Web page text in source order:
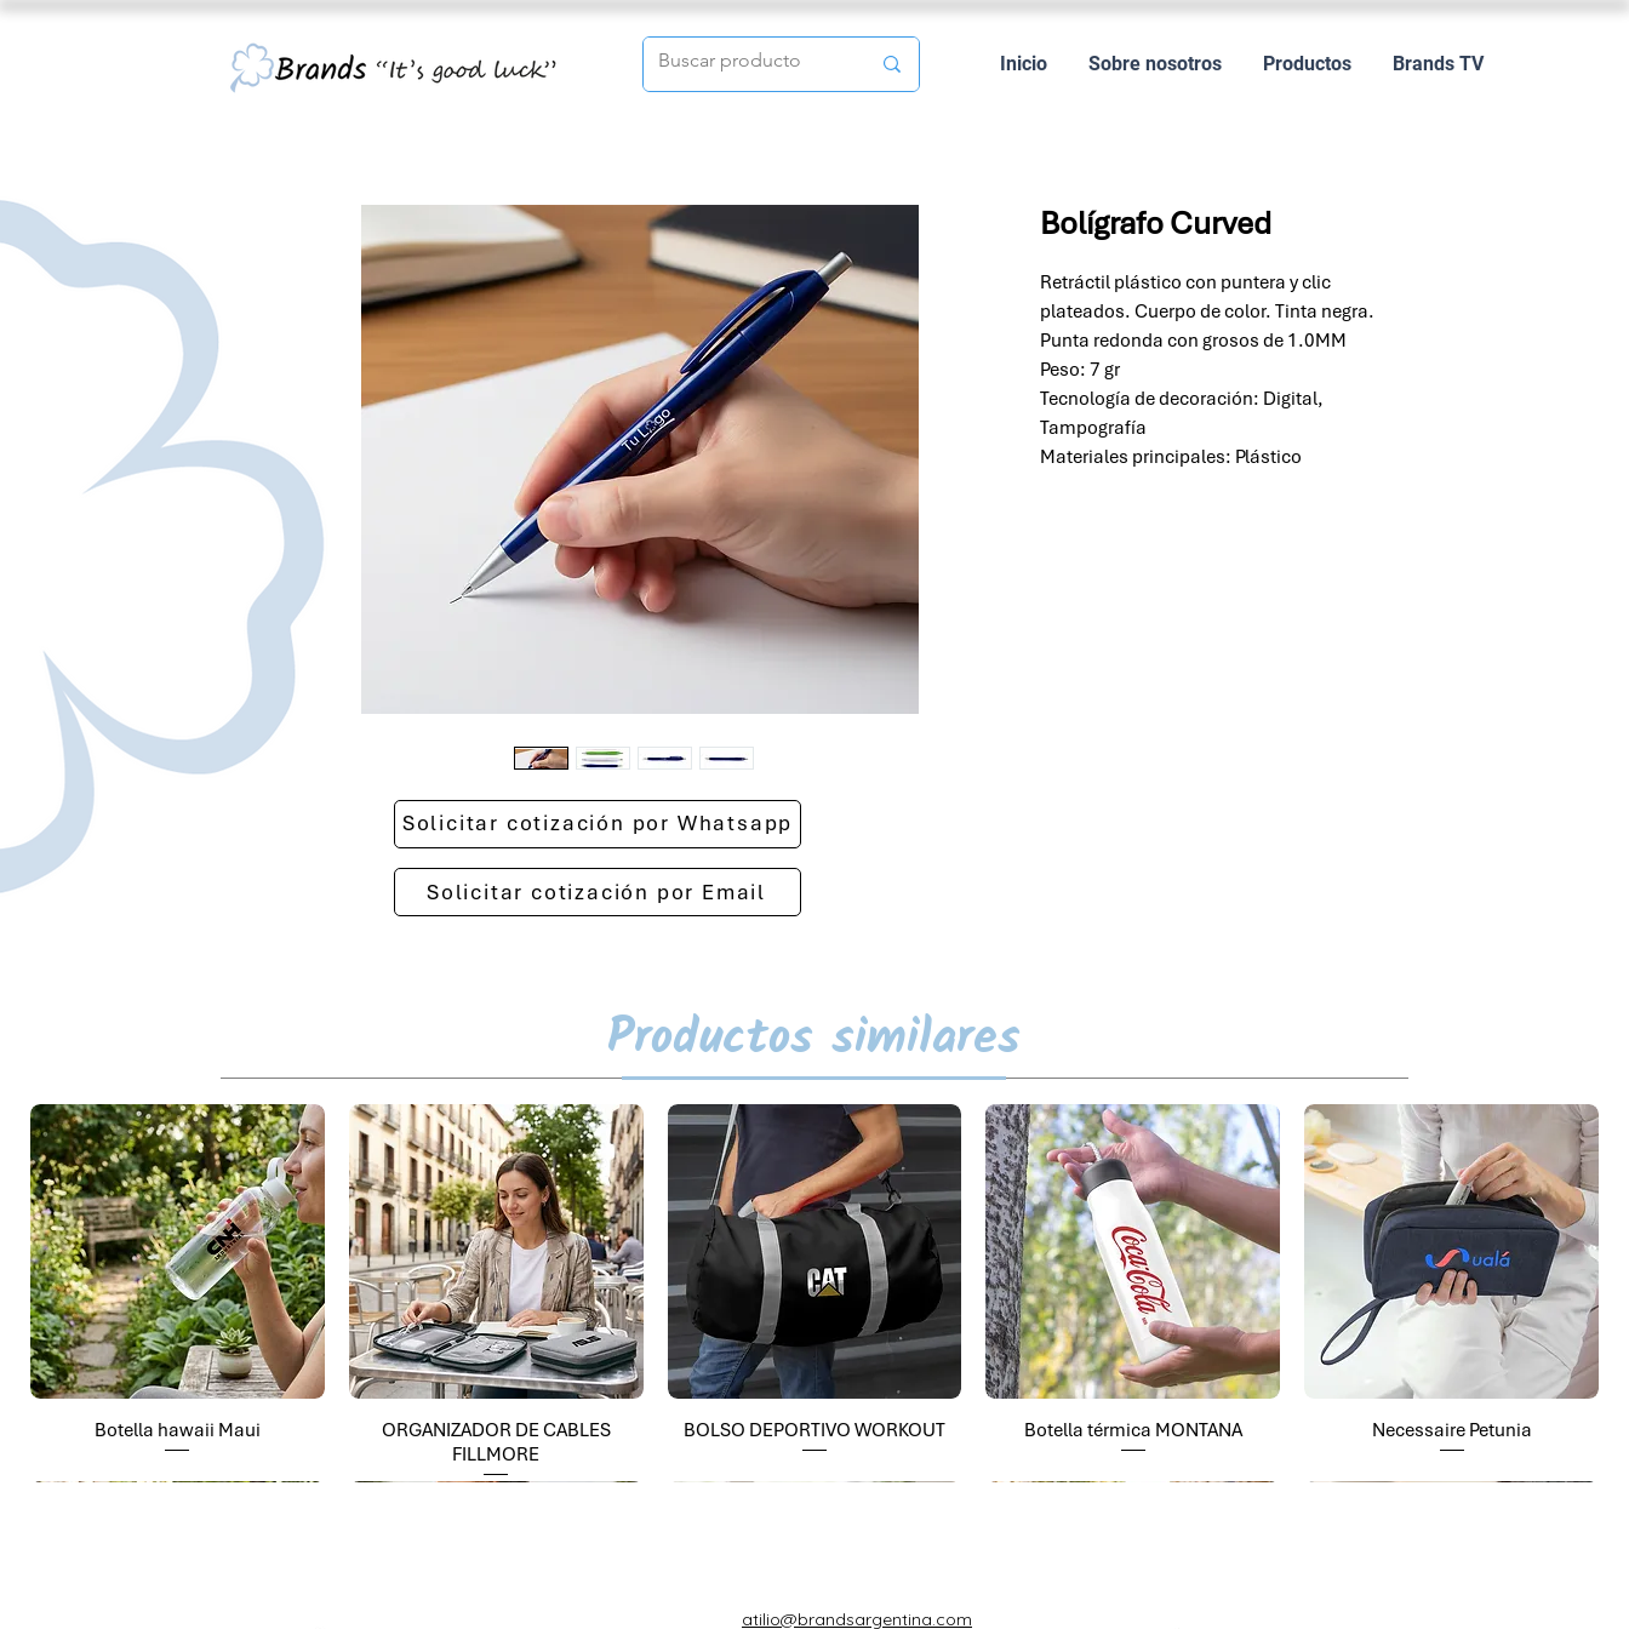
Inicio Sobre nosotros Productos Brands TV
Bolígrafo Curved
Retráctil plástico con puntera y clic
plateados. Cuerpo de color. Tinta negra.
Punta redonda con grosos de 1.0MM
Peso: 7 gr
Tecnología de decoración: Digital,
Tampografía
Materiales principales: Plástico
Solicitar cotización por Whatsapp
Solicitar cotización por Email
Productos similares
Botella hawaii Maui
ORGANIZADOR DE CABLES
FILLMORE
BOLSO DEPORTIVO WORKOUT Botella térmica MONTANA Necessaire Petunia
atilio@brandsargentina.com